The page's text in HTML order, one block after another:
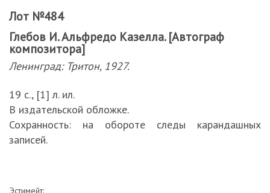
Лот №484
Глебов И. Альфредо Казелла. [Автограф
композитора]
Ленинград: Тритон, 1927.
19 с., [1] л. ил.
В издательской обложке.
Сохранность: на обороте следы карандашных
записей.
Эстимейт: